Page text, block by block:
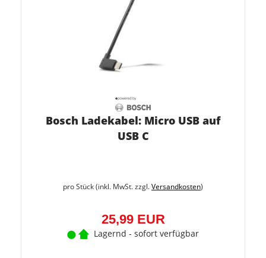
Bosch Ladekabel: Micro USB auf
USB C
pro Stück (inkl. MwSt. zzgl.Versandkosten)
25,99 EUR
Lagernd - sofort verfügbar